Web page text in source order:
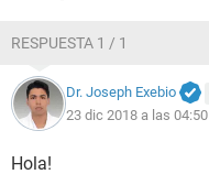
RESPUESTA 1 / 1
Dr. Joseph Exebio
23 dic 2018 a las 04:50
Hola!